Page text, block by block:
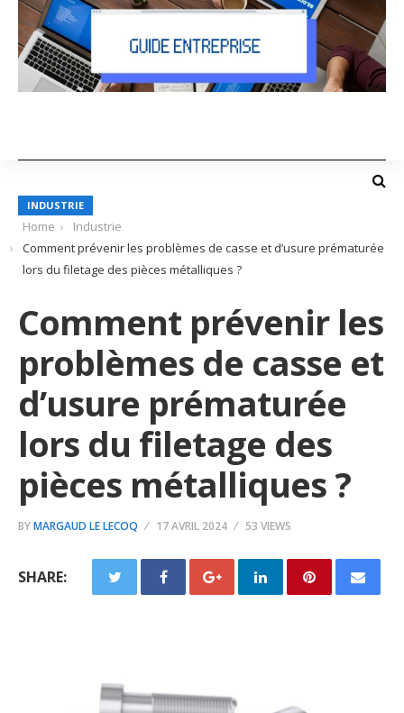
INDUSTRIE
Home
Industrie
Comment prévenir les problèmes de casse et d’usure prématurée
lors du filetage des pièces métalliques ?
Comment prévenir les
problèmes de casse et
d’usure prématurée
lors du filetage des
pièces métalliques ?
BYMARGAUD LE LECOQ 17 AVRIL 2024 53 VIEWS
SHARE: